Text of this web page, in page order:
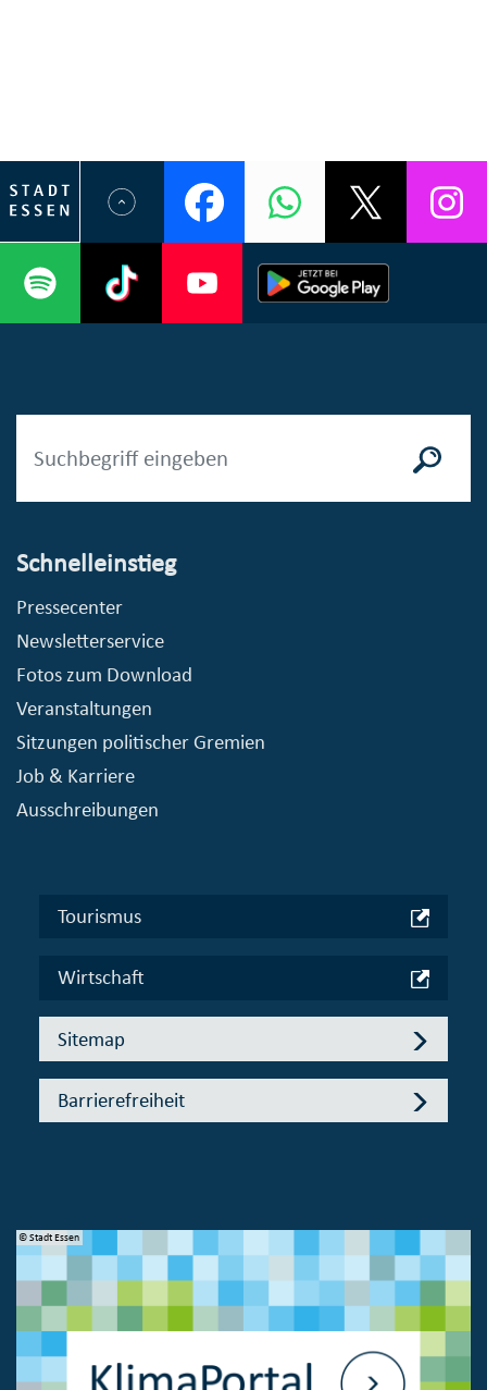
Schnelleinstieg
Pressecenter
Newsletterservice
Fotos zum Download
Veranstaltungen
Sitzungen politischer Gremien
Job & Karriere
Ausschreibungen
Tourismus
Wirtschaft
Sitemap
Barrierefreiheit
© Stadt Essen